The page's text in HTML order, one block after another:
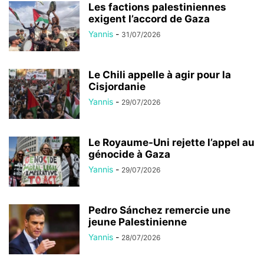
Les factions palestiniennes
exigent l’accord de Gaza
Yannis - 31/07/2026
Le Chili appelle à agir pour la
Cisjordanie
Yannis - 29/07/2026
Le Royaume-Uni rejette l’appel au
génocide à Gaza
Yannis - 29/07/2026
Pedro Sánchez remercie une
jeune Palestinienne
Yannis - 28/07/2026